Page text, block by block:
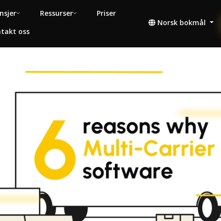
Ressurser
Priser
oss
Norsk bokmål